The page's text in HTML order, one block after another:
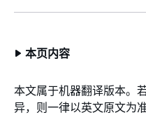
本页内容
本文属于机器翻译版本。
异，则一律以英文原文为准